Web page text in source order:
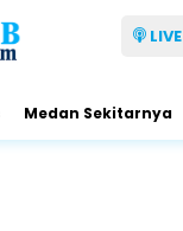
LIVE
Medan Sekitarnya